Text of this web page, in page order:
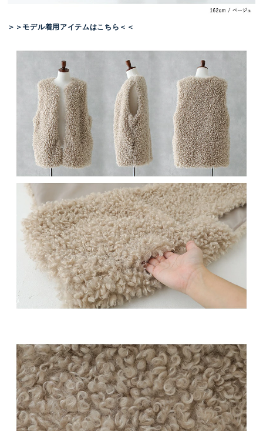
＞＞モデル着用アイテムはこちら＜＜